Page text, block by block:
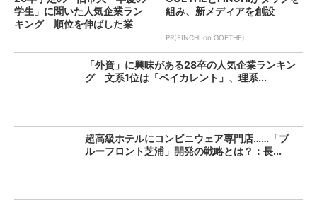
学生」に聞いた人気企業ラン
キング 順位を伸ばした業
組み、新メディアを創設
PR(FINCHI on GOETHE)
「外資」に興味がある28卒の人気企業ランキン
グ 文系1位は「ベイカレント」、理系...
超高級ホテルにコンビニウェア専門店……「ブ
ルーフロント芝浦」開発の戦略とは？：長...